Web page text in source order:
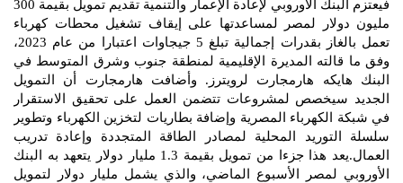
فيعتزم البنك الأوروبي لإعادة الإعمار والتنمية تقديم تمويل بقيمة 300
مليون دولار لمصر لمساعدتها على إيقاف تشغيل محطات كهرباء
تعمل بالغاز بقدرات إجمالية تبلغ 5 جيجاوات اعتبارا من عام 2023،
وفق ما قالته المديرة الإقليمية لمنطقة جنوب وشرق المتوسط في
البنك هايكه هارمجارت لرويترز. وأضافت هارمجارت أن التمويل
الجديد سيخصص لمشروعات تتضمن العمل على تحقيق الاستقرار
في شبكة الكهرباء المصرية وإضافة بطاريات لتخزين الكهرباء وتطوير
سلسلة التوريد المحلية لمصادر الطاقة المتجددة وإعادة تدريب
العمال.يعد هذا جزءا من تمويل بقيمة 1.3 مليار دولار يتعهد به البنك
الأوروبي لمصر الأسبوع الماضي، والذي يشمل مليار دولار لتمويل